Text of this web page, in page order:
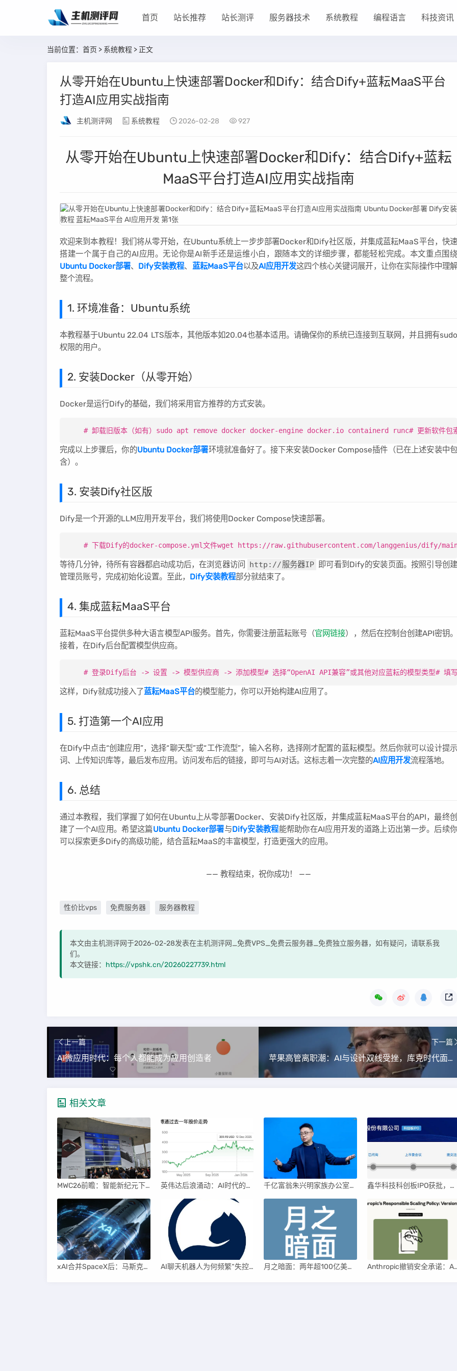
首页 站长推荐 站长测评 服务器技术 系统教程 编程语言 科技资讯
当前位置： 首页 > 系统教程 > 正文
从零开始在Ubuntu上快速部署Docker和Dify：结合Dify+蓝耘MaaS平台
打造AI应用实战指南
主机测评网 系统教程 2026-02-28 927
从零开始在Ubuntu上快速部署Docker和Dify：结合Dify+蓝耘
MaaS平台打造AI应用实战指南
欢迎来到本教程！我们将从零开始，在Ubuntu系统上一步步部署Docker和Dify社区版，并集成蓝耘MaaS平台，快速
搭建一个属于自己的AI应用。无论你是AI新手还是运维小白，跟随本文的详细步骤，都能轻松完成。本文重点围绕
Ubuntu Docker部署、 Dify安装教程、 蓝耘MaaS平台以及AI应用开发这四个核心关键词展开，让你在实际操作中理解
整个流程。
1. 环境准备：Ubuntu系统
本教程基于Ubuntu 22.04 LTS版本，其他版本如20.04也基本适用。请确保你的系统已连接到互联网，并且拥有sudo
权限的用户。
2. 安装Docker（从零开始）
Docker是运行Dify的基础，我们将采用官方推荐的方式安装。
# 卸载旧版本（如有）sudo apt remove docker docker-engine docker.io containerd runc# 更新
完成以上步骤后，你的Ubuntu Docker部署环境就准备好了。接下来安装Docker Compose插件（已在上述安装中包
含）。
3. 安装Dify社区版
Dify是一个开源的LLM应用开发平台，我们将使用Docker Compose快速部署。
# 下载Dify的docker-compose.yml文件wget https://raw.githubusercontent.com/langgenius/dify/
等待几分钟，待所有容器都启动成功后，在浏览器访问 http://服务器IP 即可看到Dify的安装页面。按照引导创建
管理员账号，完成初始化设置。至此， Dify安装教程部分就结束了。
4. 集成蓝耘MaaS平台
蓝耘MaaS平台提供多种大语言模型API服务。首先，你需要注册蓝耘账号（官网链接），然后在控制台创建API密钥。
接着，在Dify后台配置模型供应商。
# 登录Dify后台 -> 设置 -> 模型供应商 -> 添加模型# 选择“OpenAI API兼容”或其他对应蓝耘的模型类型# 填
这样，Dify就成功接入了蓝耘MaaS平台的模型能力，你可以开始构建AI应用了。
5. 打造第一个AI应用
在Dify中点击“创建应用”，选择“聊天型”或“工作流型”，输入名称，选择刚才配置的蓝耘模型。然后你就可以设计提示
词、上传知识库等，最后发布应用。访问发布后的链接，即可与AI对话。这标志着一次完整的AI应用开发流程落地。
6. 总结
通过本教程，我们掌握了如何在Ubuntu上从零部署Docker、安装Dify社区版，并集成蓝耘MaaS平台的API，最终创
建了一个AI应用。希望这篇Ubuntu Docker部署与Dify安装教程能帮助你在AI应用开发的道路上迈出第一步。后续你
可以探索更多Dify的高级功能，结合蓝耘MaaS的丰富模型，打造更强大的应用。
—— 教程结束，祝你成功！ ——
性价比vps 免费服务器 服务器教程
本文由主机测评网于2026-02-28发表在主机测评网_免费VPS_免费云服务器_免费独立服务器，如有疑问，请联系我
们。
本文链接： https://vpshk.cn/20260227739.html
上一篇
AI微应用时代：每个人都能成为应用创造者
下一篇
苹果高管离职潮：AI与设计双线受挫，库克时代面临换血危机
相关文章
MWC26前瞻：智能新纪元下的科技盛宴 英伟达后浪涌动：AI时代的新王者与隐忧 千亿富翁朱兴明家族办公室进军VC圈 鑫华科技科创板IPO获批，领跑国内半导体材料市场
xAI合并SpaceX后：马斯克直接介入，团队压力激增 AI聊天机器人为何频繁“失控”，背后原因及解决方案解析 月之暗面：两年超100亿美元估值，K2.5引领AI新纪元 Anthropic撤销安全承诺